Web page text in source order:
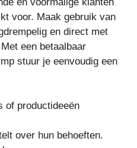
voor. Maak gebruik van
en direct met
een betaalbaar
stuur je eenvoudig een
of productideeën
over hun behoeften.